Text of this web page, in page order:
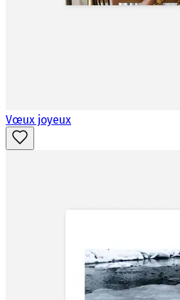
Vœux joyeux